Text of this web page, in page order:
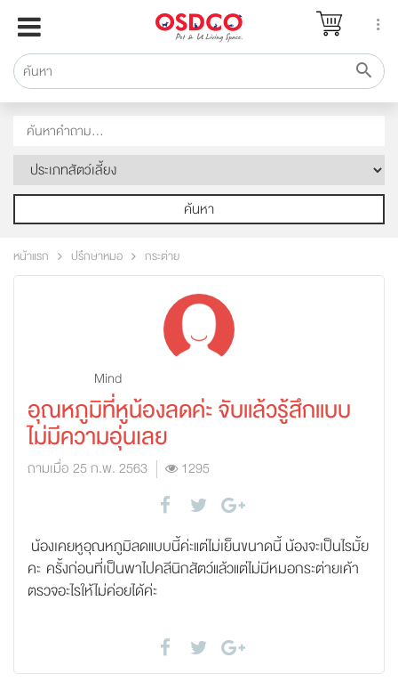
หน้าแรก
แบรนด์
รีวิว
ปรึกษาหมอ
สาระสัตว์เลี้ยง
Pet Channel
ซื้อสินค้า OSDCO
ค้นหา
หน้าแรก ปรึกษาหมอ กระต่าย
Mind
อุณหภูมิ​ที่หูน้องลดค่ะ​ จับแล้วรู้สึกแบบ
ไม่มีความอุ่นเลย
ถามเมื่อ 25 ก.พ. 2563 1295
​ น้องเคยหูอุณหภูมิ​ลดแบบนี้ค่ะแต่ไม่เย็นขนาดนี้​ น้องจะเป็นไรมั้ย
คะ​ ครั้งก่อนที่เป็นพาไปคลีนิกสัตว์แล้วแต่ไม่มีหมอกระต่ายเค้า
ตรวจอะไรให้ไม่ค่อยได้ค่ะ